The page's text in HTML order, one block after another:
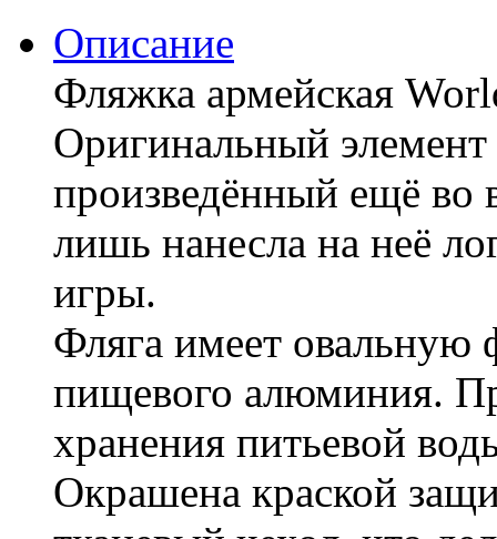
Описание
Фляжка армейская
Оригинальный
произведённый ещё
лишь нанесла на неё
игры.
Фляга имеет овальную
пищевого алюминия.
хранения питьевой
Окрашена краской